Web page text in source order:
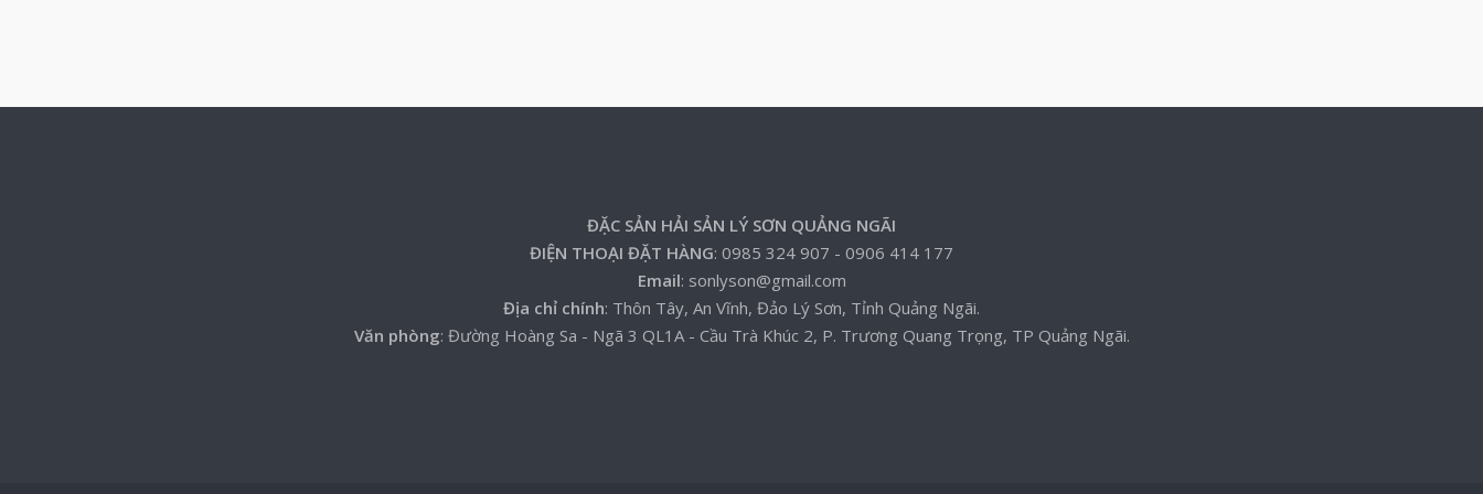
ĐẶC SẢN HẢI SẢN LÝ SƠN QUẢNG NGÃI
ĐIỆN THOẠI ĐẶT HÀNG: 0985 324 907 - 0906 414 177
Email: sonlyson@gmail.com
Địa chỉ chính: Thôn Tây, An Vĩnh, Đảo Lý Sơn, Tỉnh Quảng Ngãi.
Văn phòng: Đường Hoàng Sa - Ngã 3 QL1A - Cầu Trà Khúc 2, P. Trương Quang Trọng, TP Quảng Ngãi.